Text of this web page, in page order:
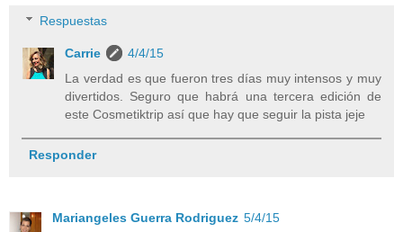
Respuestas
Carrie
4/4/15
La verdad es que fueron tres días muy intensos y muy
divertidos. Seguro que habrá una tercera edición de
este Cosmetiktrip así que hay que seguir la pista jeje
Responder
Mariangeles Guerra Rodriguez 5/4/15